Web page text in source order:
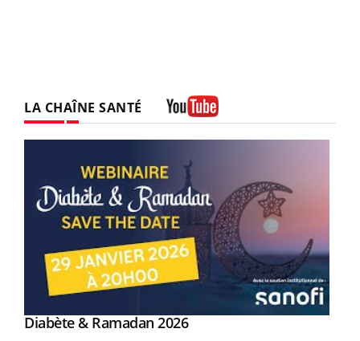
LA CHAÎNE SANTÉ
Youtube
Diabète & Ramadan 2026Youtube